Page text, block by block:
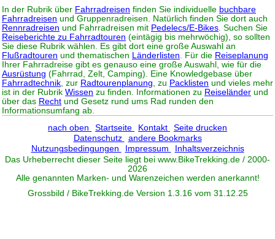
In der Rubrik über Fahrradreisen finden Sie individuelle buchbare
Fahrradreisen und Gruppenradreisen. Natürlich finden Sie dort auch
Rennradreisen und Fahrradreisen mit Pedelecs/E-Bikes. Suchen Sie
Reiseberichte zu Fahrradtouren (eintägig bis mehrwöchig), so sollten
Sie diese Rubrik wählen. Es gibt dort eine große Auswahl an
Flußradtouren und thematischen Länderlisten. Für die Reiseplanung
Ihrer Fahrradreise gibt es genauso eine große Auswahl, wie für die
Ausrüstung (Fahrrad, Zelt, Camping). Eine Knowledgebase über
Fahrradtechnik, zur Radtourenplanung, zu Packlisten und vieles mehr
ist in der Rubrik Wissen zu finden. Informationen zu Reiseländer und
über das Recht und Gesetz rund ums Rad runden den
Informationsumfang ab.
nach oben
Startseite Kontakt
Seite drucken
Datenschutz
andere Bookmarks
Nutzungsbedingungen
Impressum
Inhaltsverzeichnis
Das Urheberrecht dieser Seite liegt bei www. BikeTrekking.de / 2000-
2026
Alle genannten Marken- und Warenzeichen werden anerkannt!
Grossbild / BikeTrekking.de Version 1.3.16 vom 31.12.25